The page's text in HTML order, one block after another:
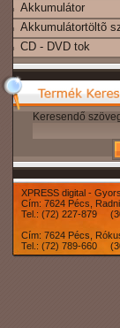
Akkumulátor
Akkumulátortöltõ
CD - DVD tok
Keresendő
XPRESS digital -
Cím: 7624 Pécs,
Tel.: (72) 227-879
Cím: 7624 Pécs,
Tel.: (72) 789-660